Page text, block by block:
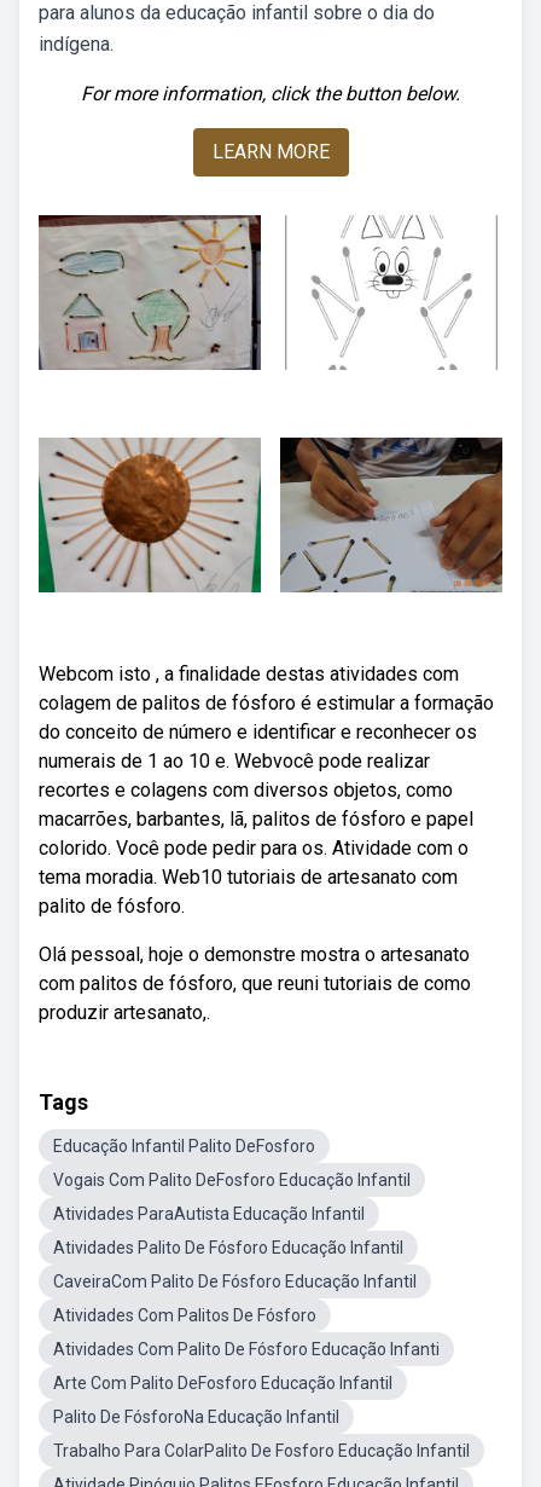
para alunos da educação infantil sobre o dia do
indígena.
For more information, click the button below.
LEARN MORE
Webcom isto , a finalidade destas atividades com
colagem de palitos de fósforo é estimular a formação
do conceito de número e identificar e reconhecer os
numerais de 1 ao 10 e. Webvocê pode realizar
recortes e colagens com diversos objetos, como
macarrões, barbantes, lã, palitos de fósforo e papel
colorido. Você pode pedir para os. Atividade com o
tema moradia. Web10 tutoriais de artesanato com
palito de fósforo.
Olá pessoal, hoje o demonstre mostra o artesanato
com palitos de fósforo, que reuni tutoriais de como
produzir artesanato,.
Tags
Educação Infantil Palito DeFosforo
Vogais Com Palito DeFosforo Educação Infantil
Atividades ParaAutista Educação Infantil
Atividades Palito De Fósforo Educação Infantil
CaveiraCom Palito De Fósforo Educação Infantil
Atividades Com Palitos De Fósforo
Atividades Com Palito De Fósforo Educação Infanti
Arte Com Palito DeFosforo Educação Infantil
Palito De FósforoNa Educação Infantil
Trabalho Para ColarPalito De Fosforo Educação Infantil